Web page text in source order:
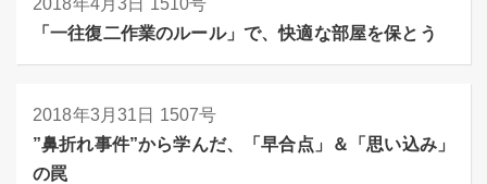
「一往復二作業のルール」で、快適な部屋を保とう
2018年3月31日 1507号
”鼻折れ事件”から学んだ、「早合点」＆「思い込み」
の罠